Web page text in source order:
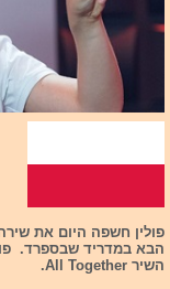
פולין חשפה היום את
השיר All Together.